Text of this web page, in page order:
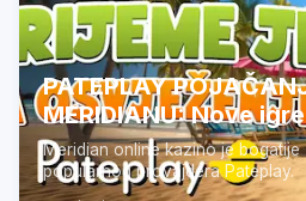
PATEPLAY
MERIDIANU: Nove
Meridian online kazino je
popularnog provajdera Pateplay.